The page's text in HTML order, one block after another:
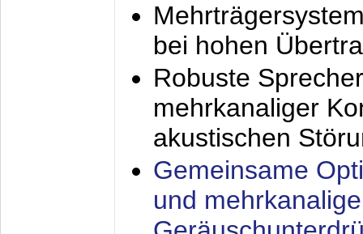
bei hohen
Robuste
mehrkanaliger
akustischen
Gemeinsame
und